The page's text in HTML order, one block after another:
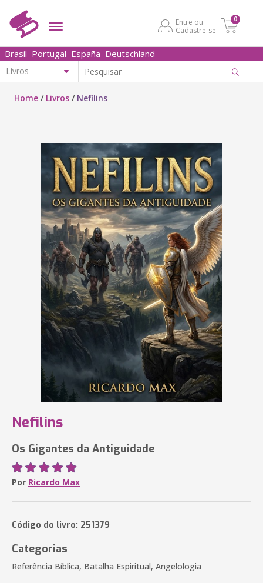
Entre ou
Cadastre-se
0
Brasil Portugal España Deutschland
Home / Livros / Nefilins
Nefilins
Os Gigantes da Antiguidade
Por Ricardo Max
Código do livro: 251379
Categorias
Referência Bíblica, Batalha Espiritual, Angelologia